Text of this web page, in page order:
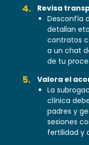
Revisa
Desconfía
detallan
contratos
a un chat
de tu
Valora el
La
clínica
padres y
sesiones
fertilidad y